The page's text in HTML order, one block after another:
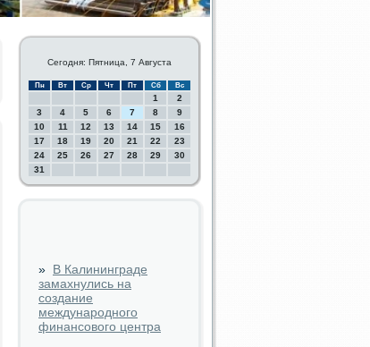
Сегодня: Пятница, 7 Августа
Пн Вт Ср Чт Пт Сб Вс
1
2
3
4 5 6 7 8
9
10
11 12 13 14 15
16
17
18 19 20 21 22
23
24
25 26 27 28 29
30
31
» В Калининграде
замахнулись на
создание
международного
финансового центра